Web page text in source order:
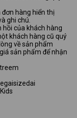
hàng hiển thị
ghi chú.
hồi của khách hàng
khách hàng cũ quý
về sản phẩm
sản phẩm để nhận